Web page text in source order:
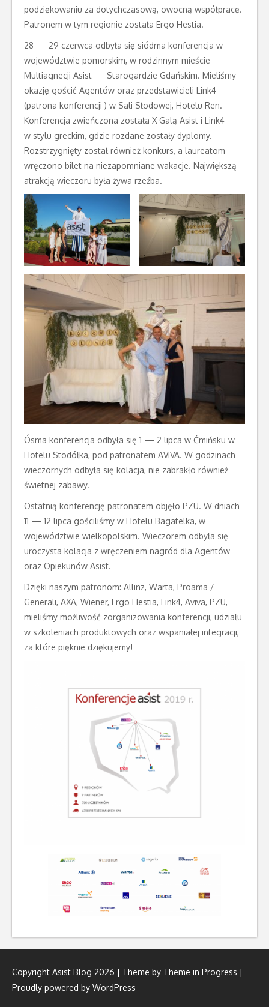
podziękowaniu za dotychczasową, owocną współpracę.
Patronem w tym regionie została Ergo Hestia.
28 — 29 czerwca odbyła się siódma konferencja w
województwie pomorskim, w rodzinnym mieście
Multiagnecji Asist — Starogardzie Gdańskim. Mieliśmy
okazję gościć Agentów oraz przedstawicieli Link4
(patrona konferencji ) w Sali Słodowej, Hotelu Ren.
Konferencja zwieńczona została X Galą Asist i Link4 —
w stylu greckim, gdzie rozdane zostały dyplomy.
Rozstrzygnięty został również konkurs, a laureatom
wręczono bilet na niezapomniane wakacje. Największą
atrakcją wieczoru była żywa rzeźba.
Ósma konferencja odbyła się 1 — 2 lipca w Ćmińsku w
Hotelu Stodółka, pod patronatem AVIVA. W godzinach
wieczornych odbyła się kolacja, nie zabrakło również
świetnej zabawy.
Ostatnią konferencję patronatem objęło PZU. W dniach
11 — 12 lipca gościliśmy w Hotelu Bagatelka, w
województwie wielkopolskim. Wieczorem odbyła się
uroczysta kolacja z wręczeniem nagród dla Agentów
oraz Opiekunów Asist.
Dzięki naszym patronom: Allinz, Warta, Proama /
Generali, AXA, Wiener, Ergo Hestia, Link4, Aviva, PZU,
mieliśmy możliwość zorganizowania konferencji, udziału
w szkoleniach produktowych oraz wspaniałej integracji,
za które pięknie dziękujemy!
Copyright Asist Blog 2026 | Theme by Theme in Progress
Proudly powered by WordPress